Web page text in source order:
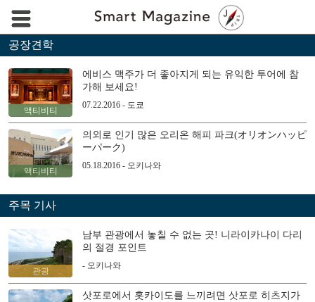
공장견학
액티비티
에비스 맥주가 더 좋아지게 되는 유익한 투어에 참
가해 보세요!
07.22.2016 - 도쿄
액티비티
의외로 인기 많은 오리온 해피 파크(オリオンハッピ
ーパーク)
05.18.2016 - 오키나와
주목 기사
관광
남부 관광에서 놓칠 수 없는 곳! 니라이카나이 다리
의 절경 포인트
- 오키나와
삿포로에서 홋카이도를 느끼려면 삿포로 히츠지가